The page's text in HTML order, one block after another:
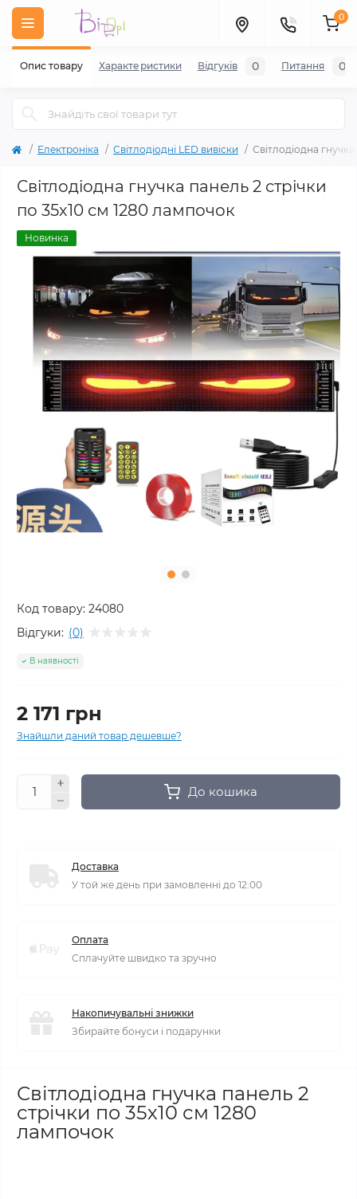
0
Електроніка Світлодіодні LED вивіски Світлодіодна
Світлодіодна гнучка панель 2 стрічки
по 35х10 см 1280 лампочок
Новинка
Код товару: 24080
Відгуки: (0)
В наявності
2 171 грн
Знайшли даний товар дешевше?
До кошика
Доставка
У той же день при замовленні до 12:00
Оплата
Сплачуйте швидко та зручно
Накопичувальні знижки
Збирайте бонуси і подарунки
Опис товару Характеристики Відгуків 0 Питання 0
Світлодіодна гнучка панель 2
стрічки по 35х10 см 1280
лампочок